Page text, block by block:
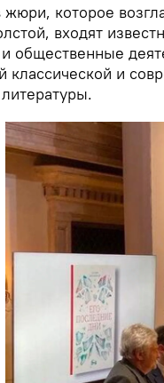
жюри, которое
входят
и общественные
классической и